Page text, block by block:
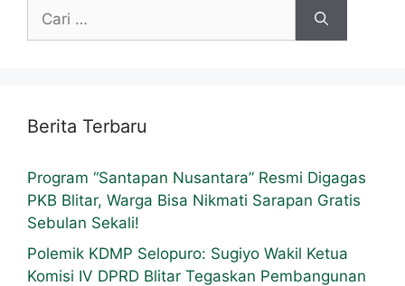
Berita Terbaru
Program “Santapan Nusantara” Resmi Digagas
PKB Blitar, Warga Bisa Nikmati Sarapan Gratis
Sebulan Sekali!
Polemik KDMP Selopuro: Sugiyo Wakil Ketua
Komisi IV DPRD Blitar Tegaskan Pembangunan